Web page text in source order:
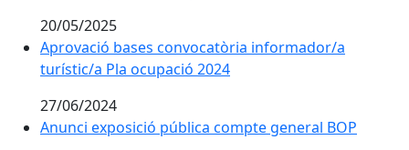
20/05/2025
Aprovació bases convocatòria informador/a
turístic/a Pla ocupació 2024
27/06/2024
Anunci exposició pública compte general BOP